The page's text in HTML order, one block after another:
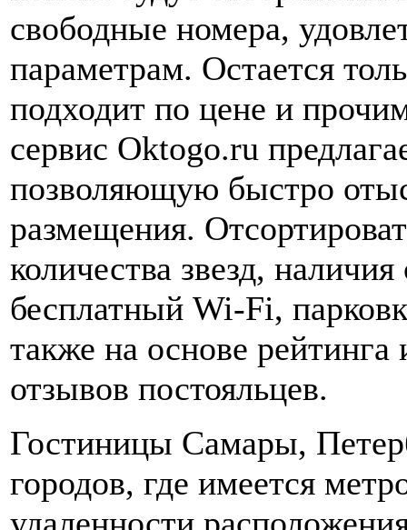
свободные номера,
параметрам. Остается
подходит по цене и
сервис Oktogo.ru
позволяющую быстро
размещения.
количества звезд,
бесплатный Wi-Fi,
также на основе
отзывов постояльцев.
Гостиницы Самары,
городов, где имеется